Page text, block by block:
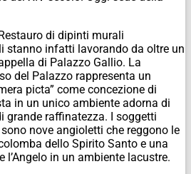
di dipinti murali
stanno infatti lavorando da oltre un
di Palazzo Gallio. La
del Palazzo rappresenta un
picta” come concezione di
in un unico ambiente adorna di
grande raffinatezza. I soggetti
nove angioletti che reggono le
dello Spirito Santo e una
l’Angelo in un ambiente lacustre.